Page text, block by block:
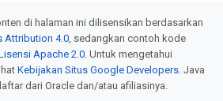
di halaman ini dilisensikan berdasarkan
Attribution 4.0, sedangkan contoh kode
Apache 2.0. Untuk mengetahui
Kebijakan Situs Google Developers. Java
dari Oracle dan/atau afiliasinya.